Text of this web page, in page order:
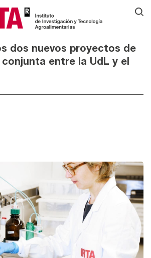
dos nuevos proyectos de
entre la UdL y el